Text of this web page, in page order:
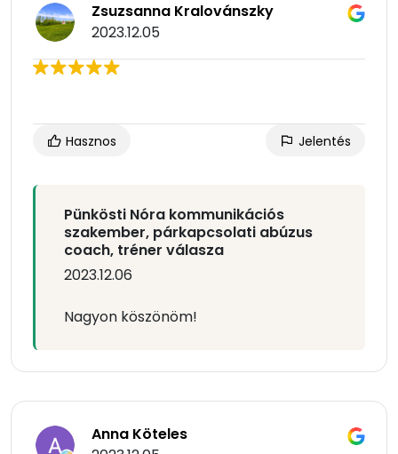
Zsuzsanna Kralovánszky
2023.12.05
Hasznos Jelentés
Pünkösti Nóra kommunikációs
szakember, párkapcsolati abúzus
coach, tréner válasza
2023.12.06
Nagyon köszönöm!
Anna Köteles